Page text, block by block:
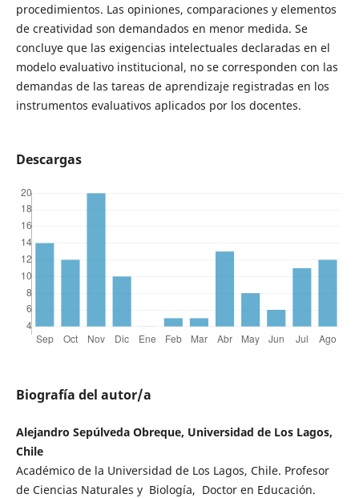
procedimientos. Las opiniones, comparaciones y elementos
de creatividad son demandados en menor medida. Se
concluye que las exigencias intelectuales declaradas en el
modelo evaluativo institucional, no se corresponden con las
demandas de las tareas de aprendizaje registradas en los
instrumentos evaluativos aplicados por los docentes.
Descargas
Biografía del autor/a
Alejandro Sepúlveda Obreque, Universidad de Los Lagos,
Chile
Académico de la Universidad de Los Lagos, Chile. Profesor
de Ciencias Naturales y Biología, Doctor en Educación.